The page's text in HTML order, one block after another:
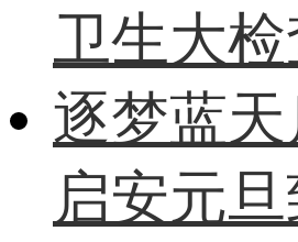
卫生大检
逐梦蓝
启安元